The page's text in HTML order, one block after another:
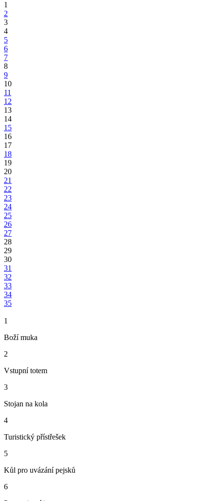
1
2
3
4
5
6
7
8
9
10
11
12
13
14
15
16
17
18
19
20
21
22
23
24
25
26
27
28
29
30
31
32
33
34
35
1
Boží muka
2
Vstupní totem
3
Stojan na kola
4
Turistický přístřešek
5
Kůl pro uvázání pejsků
6